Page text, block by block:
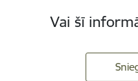
Vai šī